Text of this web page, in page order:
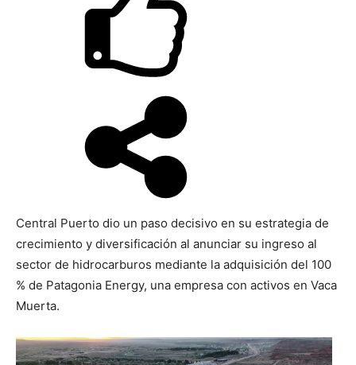
Central Puerto dio un paso decisivo en su estrategia de
crecimiento y diversificación al anunciar su ingreso al
sector de hidrocarburos mediante la adquisición del 100
% de Patagonia Energy, una empresa con activos en Vaca
Muerta.